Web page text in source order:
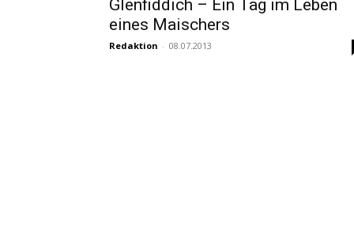
Glenfiddich – Ein Tag im Leben
eines Maischers
Redaktion - 08.07.2013